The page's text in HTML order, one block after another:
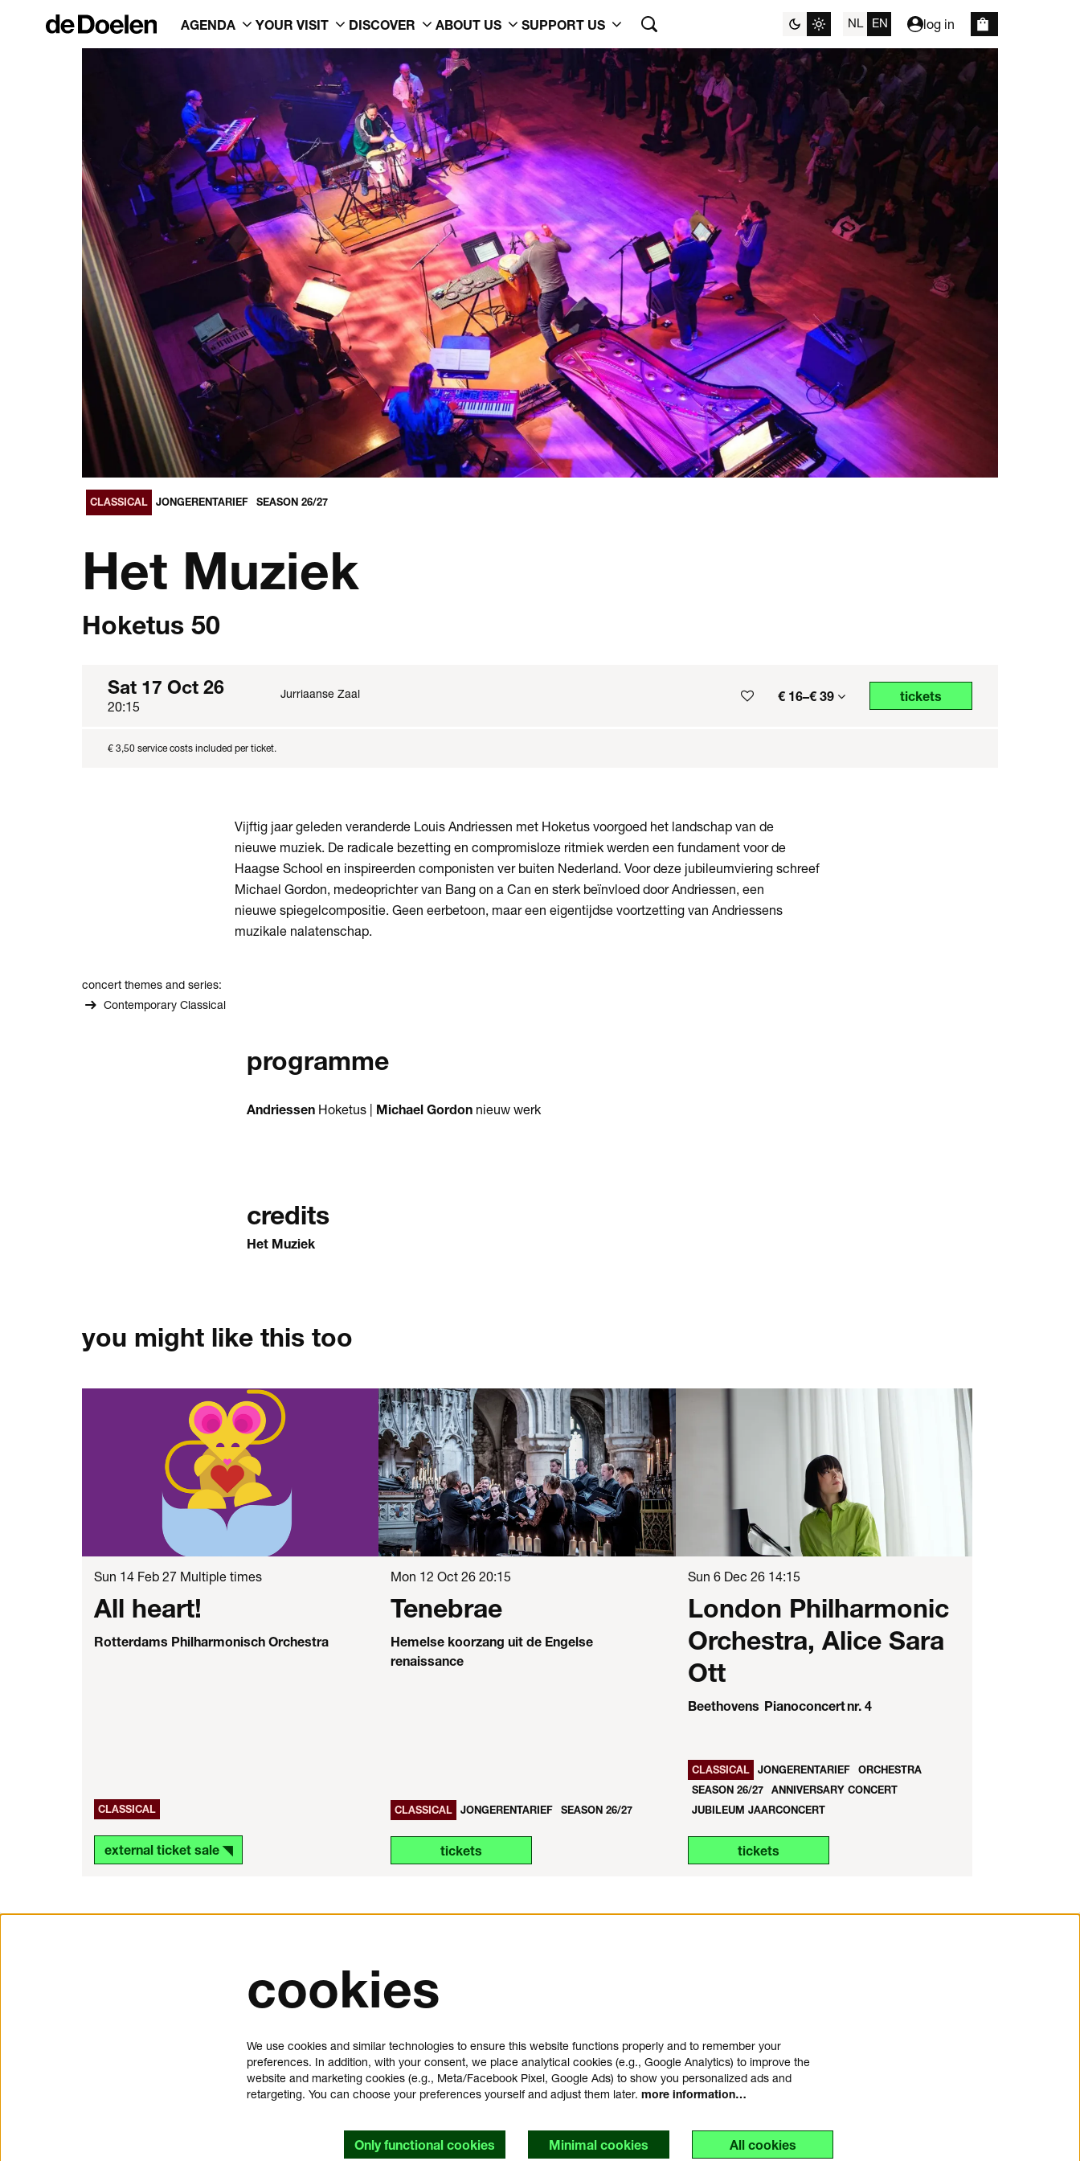
AGENDA YOUR VISIT DISCOVER ABOUT US SUPPORT US NL EN log in
CLASSICAL JONGERENTARIEF SEASON 26/27
Het Muziek
Hoketus 50
Sat 17 Oct 26
20:15
Jurriaanse Zaal € 16–€ 39 tickets
€ 3,50 service costs included per ticket.
Vijftig jaar geleden veranderde Louis Andriessen met Hoketus voorgoed het landschap van de
nieuwe muziek. De radicale bezetting en compromisloze ritmiek werden een fundament voor de
Haagse School en inspireerden componisten ver buiten Nederland. Voor deze jubileumviering schreef
Michael Gordon, medeoprichter van Bang on a Can en sterk beïnvloed door Andriessen, een
nieuwe spiegelcompositie. Geen eerbetoon, maar een eigentijdse voortzetting van Andriessens
muzikale nalatenschap.
concert themes and series:
Contemporary Classical
programme
Andriessen Hoketus | Michael Gordon nieuw werk
credits
Het Muziek
you might like this too
All heart!
Rotterdams Philharmonisch Orchestra
Sun 14 Feb 27 Multiple times
CLASSICAL
external ticket sale ◥
Tenebrae
Hemelse koorzang uit de Engelse
renaissance
Mon 12 Oct 2620:15
CLASSICAL JONGERENTARIEF SEASON 26/27
tickets
London Philharmonic
Orchestra, Alice Sara
Ott
Beethovens Pianoconcert nr. 4
Sun 6 Dec 26 14:15
CLASSICAL JONGERENTARIEF
ORCHESTRA
SEASON 26/27
ANNIVERSARY CONCERT
JUBILEUM JAARCONCERT
tickets
about us
press
jobs
contact
cookies
house rules
general visitor conditions
accessibility statement
cookies
We use cookies and similar technologies to ensure this website functions properly and to remember your
preferences. In addition, with your consent, we place analytical cookies (e.g., Google Analytics) to improve the
website and marketing cookies (e.g., Meta/Facebook Pixel, Google Ads) to show you personalized ads and
retargeting. You can choose your preferences yourself and adjust them later. more information…
Only functional cookies Minimal cookies All cookies